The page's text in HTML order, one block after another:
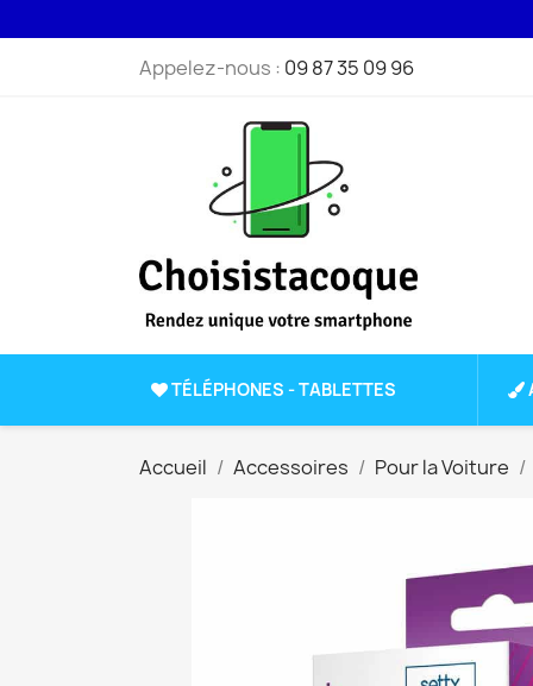
Appelez-nous : 09 87 35 09 96
TÉLÉPHONES - TABLETTES
Accueil Accessoires Pour la Voiture